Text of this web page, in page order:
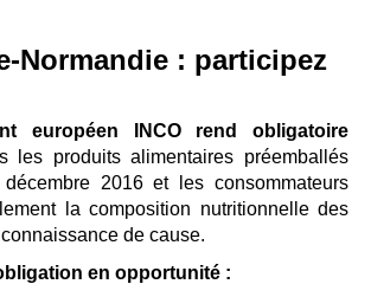
Normandie : participez
européen INCO rend obligatoire
les produits alimentaires préemballés
2016 et les consommateurs
la composition nutritionnelle des
de cause.
en opportunité :